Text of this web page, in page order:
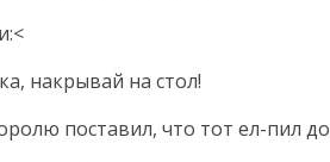
накрывай на стол!
поставил, что тот ел-пил